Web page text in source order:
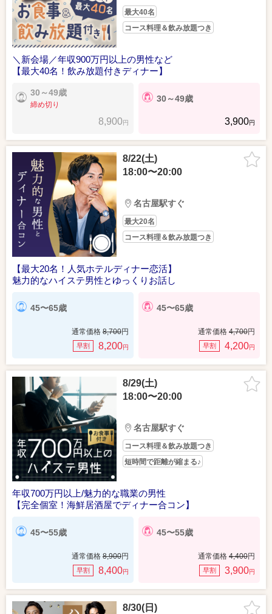
最大40名
コース料理＆飲み放題つき
＼新会場／年収900万円以上の男性など
【最大40名！飲み放題付きディナー】
30～49歳
締め切り
8,900円
30～49歳
3,900円
8/22(土)
18:00〜20:00
名古屋駅すぐ
最大20名
コース料理＆飲み放題つき
【最大20名！人気ホテルディナー恋活】
魅力的なハイステ男性とゆっくりお話し
45〜65歳
通常価格 8,700円
早割 8,200円
45〜65歳
通常価格 4,700円
早割 4,200円
8/29(土)
18:00〜20:00
名古屋駅すぐ
コース料理＆飲み放題つき
短時間で距離が縮まる♪
年収700万円以上/魅力的な職業の男性
【完全個室！海鮮居酒屋でディナー合コン】
45〜55歳
通常価格 8,900円
早割 8,400円
45〜55歳
通常価格 4,400円
早割 3,900円
8/30(日)